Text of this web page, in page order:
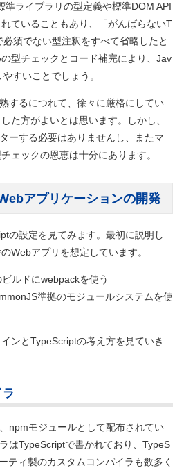
準ライブラリの型定義や標準DOM API
ていることもあり、「がんばらないT
須でない型注釈をすべて省略したと
型チェックとコード補完により、Jav
すいことでしょう。
するにつれて、徐々に厳格にしてい
た方がよいとは思います。しかし、
ーする必要はありませんし、またマ
ェックの恩恵は十分にあります。
アプリケーションの開発
の設定を見てみます。最初に説明し
Webアプリを想定しています。
ルドにwebpackを使う
準拠のモジュールシステムを使
ンとTypeScriptの考え方を見ていき
npmモジュールとして配布されてい
はTypeScriptで書かれており、TypeS
ティ製のカスタムコンパイラも数多く